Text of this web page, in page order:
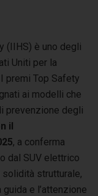
(IIHS) è uno degli
Uniti per la
premi Top Safety
ai modelli che
prevenzione degli
il
, a conferma
dal SUV elettrico
strutturale,
e l’attenzione